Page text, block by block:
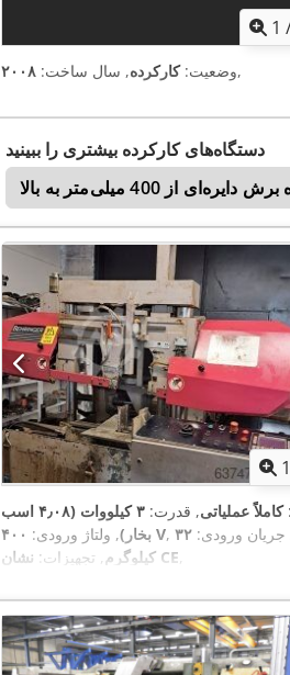
1
وضعیت:کارکرده, سال ساخت: ۲۰۰۸ ,
دستگاه‌های کارکرده بیشتری را ببینید
400 میلی‌متر به بالا
1
کاملاً عملیاتی, قدرت:
۳ کیلووات (۴٫۰۸ اسب
بخار), ولتاژ ورودی: ۴۰۰ V , جریان ورودی:
کیلوگرم , تجهیزات: نشان CE,